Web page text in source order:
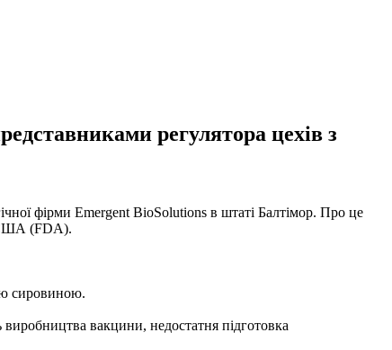
регулятора цехів з
фірми Emergent BioSolutions в штаті Балтімор. Про це
США (FDA).
сировиною.
вакцини, недостатня підготовка